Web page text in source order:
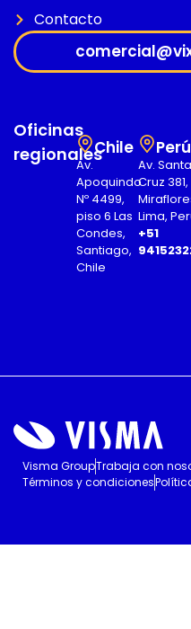
Contacto
Oficinas
regionalesChile
Av.
Apoquindo
Nº 4499,
piso 6 Las
Condes,
Santiago,
Chile
Perú
Av. Santa
Cruz 381,
Lima,
+51
Visma GroupTrabaja con
Términos y condiciones